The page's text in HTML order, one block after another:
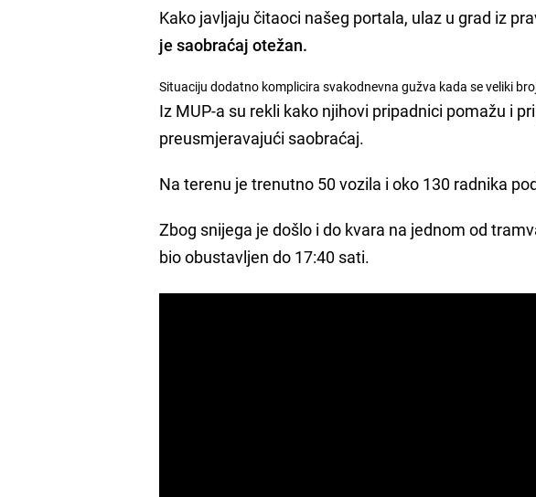
Kako javljaju čitaoci našeg portala, ulaz u grad iz
je saobraćaj otežan.
Situaciju dodatno komplicira svakodnevna gužva kada se veliki
Iz MUP-a su rekli kako njihovi pripadnici pomažu i
preusmjeravajući saobraćaj.
Na terenu je trenutno 50 vozila i oko 130 radnika
Zbog snijega je došlo i do kvara na jednom od
bio obustavljen do 17:40 sati.